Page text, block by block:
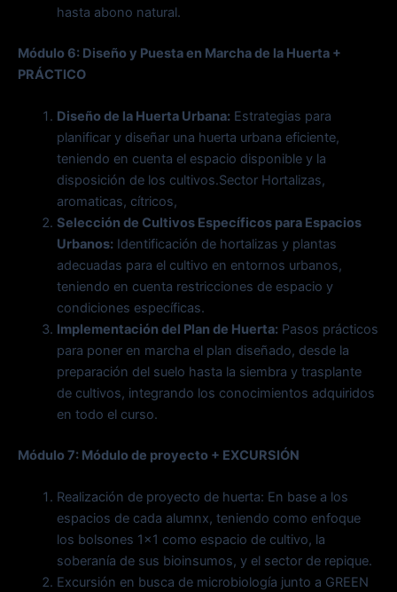
hasta abono natural.
Módulo 6: Diseño y Puesta en Marcha de la Huerta +
PRÁCTICO
Diseño de la Huerta Urbana:Estrategias para
planificar y diseñar una huerta urbana eficiente,
teniendo en cuenta el espacio disponible y la
disposición de los cultivos.Sector Hortalizas,
aromaticas, cítricos,
Selección de Cultivos Específicos para Espacios
Urbanos:Identificación de hortalizas y plantas
adecuadas para el cultivo en entornos urbanos,
teniendo en cuenta restricciones de espacio y
condiciones específicas.
Implementación del Plan de Huerta:Pasos prácticos
para poner en marcha el plan diseñado, desde la
preparación del suelo hasta la siembra y trasplante
de cultivos, integrando los conocimientos adquiridos
en todo el curso.
Módulo 7: Módulo de proyecto + EXCURSIÓN
Realización de proyecto de huerta: En base a los
espacios de cada alumnx, teniendo como enfoque
los bolsones 1×1 como espacio de cultivo, la
soberanía de sus bioinsumos, y el sector de repique.
Excursión en busca de microbiología junto a GREEN